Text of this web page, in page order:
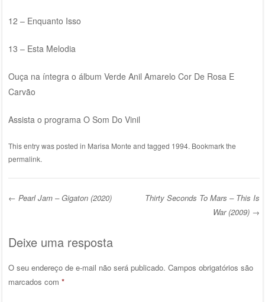
12 – Enquanto Isso
13 – Esta Melodia
Ouça na íntegra o álbum Verde Anil Amarelo Cor De Rosa E
Carvão
Assista o programa O Som Do Vinil
This entry was posted in Marisa Monte and tagged 1994. Bookmark the
permalink.
← Pearl Jam – Gigaton (2020)
Thirty Seconds To Mars – This Is
War (2009) →
Deixe uma resposta
O seu endereço de e-mail não será publicado. Campos obrigatórios são
marcados com *